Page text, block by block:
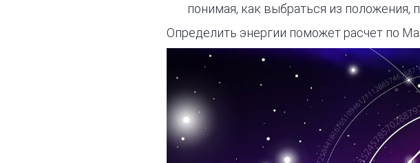
понимая, как выбраться из положения,
Определить энергии поможет расчет по